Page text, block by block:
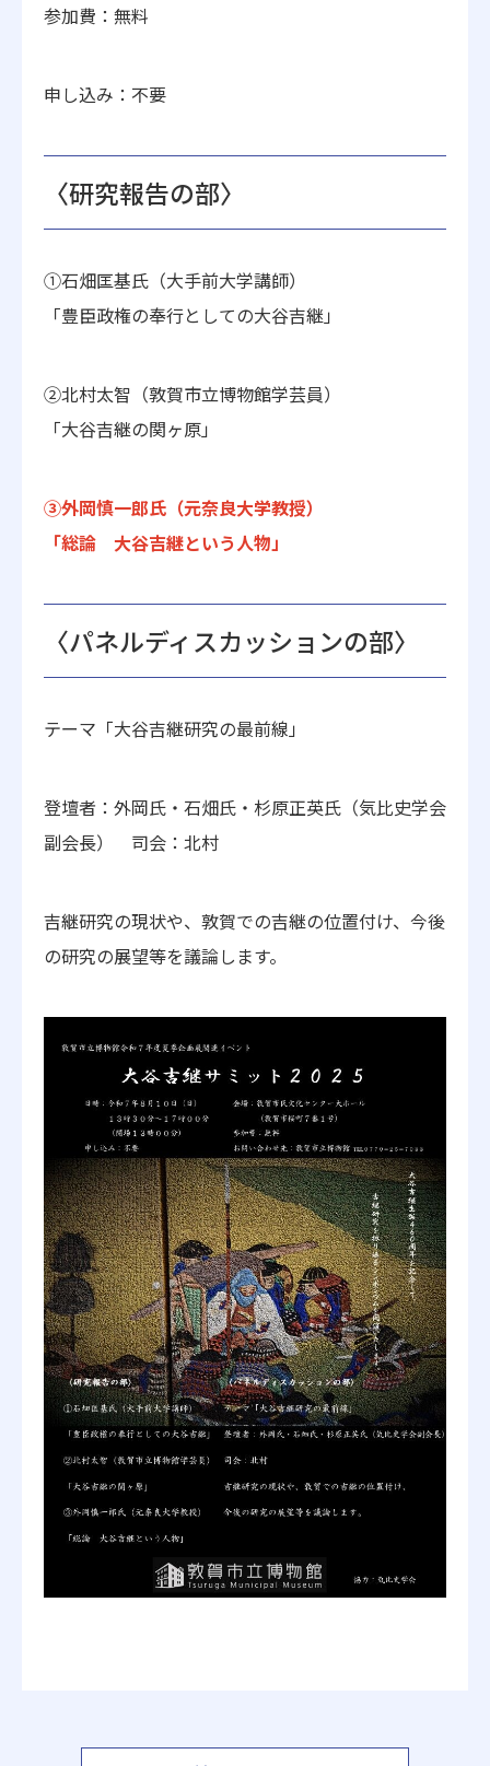
参加費：無料
申し込み：不要
〈研究報告の部〉
①石畑匡基氏（大手前大学講師）
「豊臣政権の奉行としての大谷吉継」
②北村太智（敦賀市立博物館学芸員）
「大谷吉継の関ヶ原」
③外岡慎一郎氏（元奈良大学教授）
「総論 大谷吉継という人物」
〈パネルディスカッションの部〉
テーマ「大谷吉継研究の最前線」
登壇者：外岡氏・石畑氏・杉原正英氏（気比史学会
副会長） 司会：北村
吉継研究の現状や、敦賀での吉継の位置付け、今後
の研究の展望等を議論します。